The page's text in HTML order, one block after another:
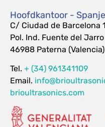
Hoofdkantoor - Spanje
C/ Ciudad de Barcelona
Pol. Ind. Fuente del Jarro
46988 Paterna (Valencia)
Tel. + (34) 961341109
Email.
brioultrasonics.com